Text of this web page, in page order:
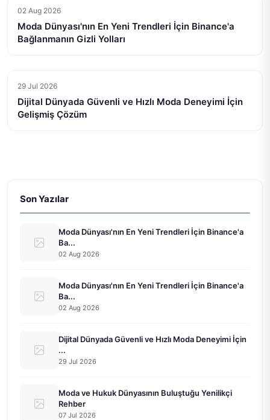
02 Aug 2026
Moda Dünyası'nın En Yeni Trendleri İçin Binance'a
Bağlanmanın Gizli Yolları
29 Jul 2026
Dijital Dünyada Güvenli ve Hızlı Moda Deneyimi İçin
Gelişmiş Çözüm
Son Yazılar
Moda Dünyası'nın En Yeni Trendleri İçin Binance'a
Ba...
02 Aug 2026
Moda Dünyası'nın En Yeni Trendleri İçin Binance'a
Ba...
02 Aug 2026
Dijital Dünyada Güvenli ve Hızlı Moda Deneyimi İçin
...
29 Jul 2026
Moda ve Hukuk Dünyasının Buluştuğu Yenilikçi
Rehber
07 Jul 2026